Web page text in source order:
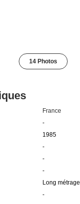
14 Photos
France
-
1985
-
-
-
Long métrage
-